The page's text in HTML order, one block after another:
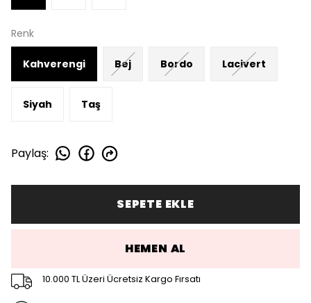
Renk
Kahverengi Bej Bordo Lacivert
Siyah Taş
Paylaş:
SEPETE EKLE
HEMEN AL
10.000 TL Üzeri Ücretsiz Kargo Fırsatı